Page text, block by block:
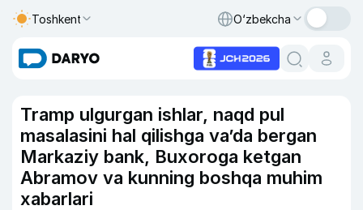
Toshkent O‘zbekcha
Tramp ulgurgan ishlar, naqd pul
masalasini hal qilishga va’da bergan
Markaziy bank, Buxoroga ketgan
Abramov va kunning boshqa muhim
xabarlari